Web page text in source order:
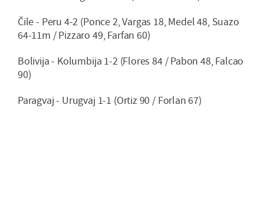
Čile - Peru 4-2 (Ponce 2, Vargas 18, Medel 48, Suazo
64-11m / Pizzaro 49, Farfan 60)
Bolivija - Kolumbija 1-2 (Flores 84 / Pabon 48, Falcao
90)
Paragvaj - Urugvaj 1-1 (Ortiz 90 / Forlan 67)